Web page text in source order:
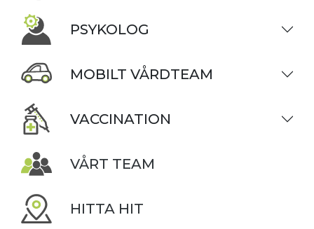
PSYKOLOG
MOBILT VÅRDTEAM
VACCINATION
VÅRT TEAM
HITTA HIT